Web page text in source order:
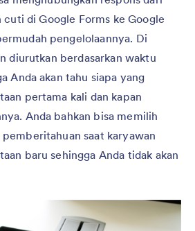
di Google Forms ke Google
pengelolaannya. Di
diurutkan berdasarkan waktu
Anda akan tahu siapa yang
pertama kali dan kapan
Anda bahkan bisa memilih
saat karyawan
baru sehingga Anda tidak akan